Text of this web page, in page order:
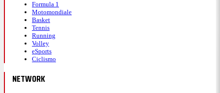
Formula 1
Motomondiale
Basket
Tennis
Running
Volley
eSports
Ciclismo
NETWORK